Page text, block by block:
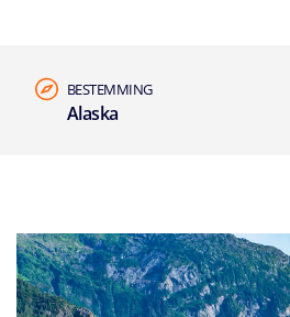
BESTEMMING
Alaska